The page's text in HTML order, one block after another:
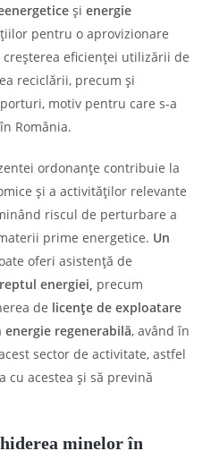
și energie
pentru o aprovizionare
eficienței utilizării de
reciclării, precum și
motiv pentru care s-a
în România.
ordonanțe contribuie la
și a activităților relevante
riscul de perturbare a
prime energetice. Un
oferi asistență de
energiei, precum
de licențe de exploatare
energie regenerabilă, având în
sector de activitate, astfel
cu acestea și să prevină
minelor în